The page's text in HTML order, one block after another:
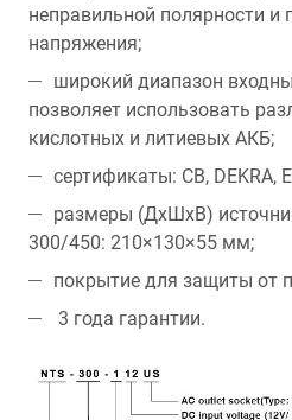
неправильной полярности и
напряжения;
широкий диапазон
позволяет использовать
кислотных и литиевых АКБ;
сертификаты: CB, DEKRA,
размеры (ДхШхВ)
300/450: 210×130×55 мм;
покрытие для защиты от
3 года гарантии.